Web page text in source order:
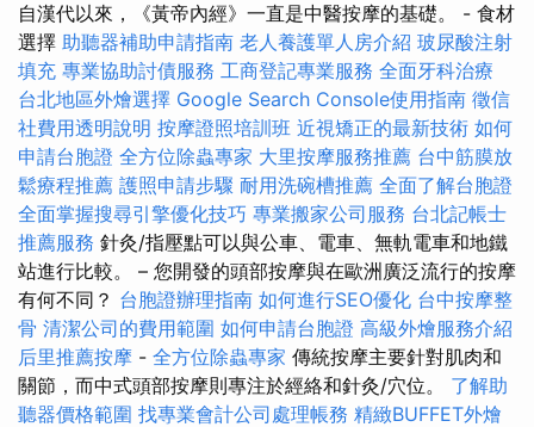
自漢代以來，《黃帝內經》一直是中醫按摩的基礎。 - 食材
選擇 助聽器補助申請指南 老人養護單人房介紹 玻尿酸注射
填充 專業協助討債服務 工商登記專業服務 全面牙科治療
台北地區外燴選擇 Google Search Console使用指南 徵信
社費用透明說明 按摩證照培訓班 近視矯正的最新技術 如何
申請台胞證 全方位除蟲專家 大里按摩服務推薦 台中筋膜放
鬆療程推薦 護照申請步驟 耐用洗碗槽推薦 全面了解台胞證
全面掌握搜尋引擎優化技巧 專業搬家公司服務 台北記帳士
推薦服務 針灸/指壓點可以與公車、電車、無軌電車和地鐵
站進行比較。 – 您開發的頭部按摩與在歐洲廣泛流行的按摩
有何不同？ 台胞證辦理指南 如何進行SEO優化 台中按摩整
骨 清潔公司的費用範圍 如何申請台胞證 高級外燴服務介紹
后里推薦按摩 - 全方位除蟲專家 傳統按摩主要針對肌肉和
關節，而中式頭部按摩則專注於經絡和針灸/穴位。 了解助
聽器價格範圍 找專業會計公司處理帳務 精緻BUFFET外燴